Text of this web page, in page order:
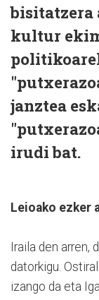
bisitatzera
kultur
janztea
irudi bat.
Leioako ezker
Iraila den arren,
datorkigu.
izango da eta